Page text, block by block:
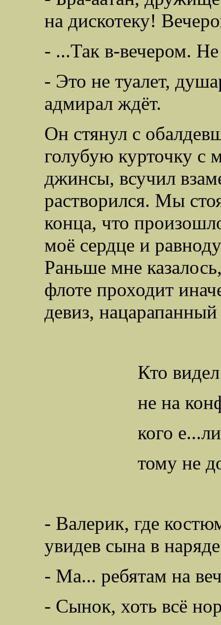
на дискотеку!
- ...Так в-вечером. Не
- Это не туалет,
адмирал ждёт.
Он стянул с
голубую курточку с
джинсы, всучил
растворился. Мы
конца, что
моё сердце и
Раньше мне
флоте проходит
девиз, нацарапанный
Кто
не на
кого
тому не
- Валерик, где
увидев сына в
- Ма... ребятам на
- Сынок, хоть всё